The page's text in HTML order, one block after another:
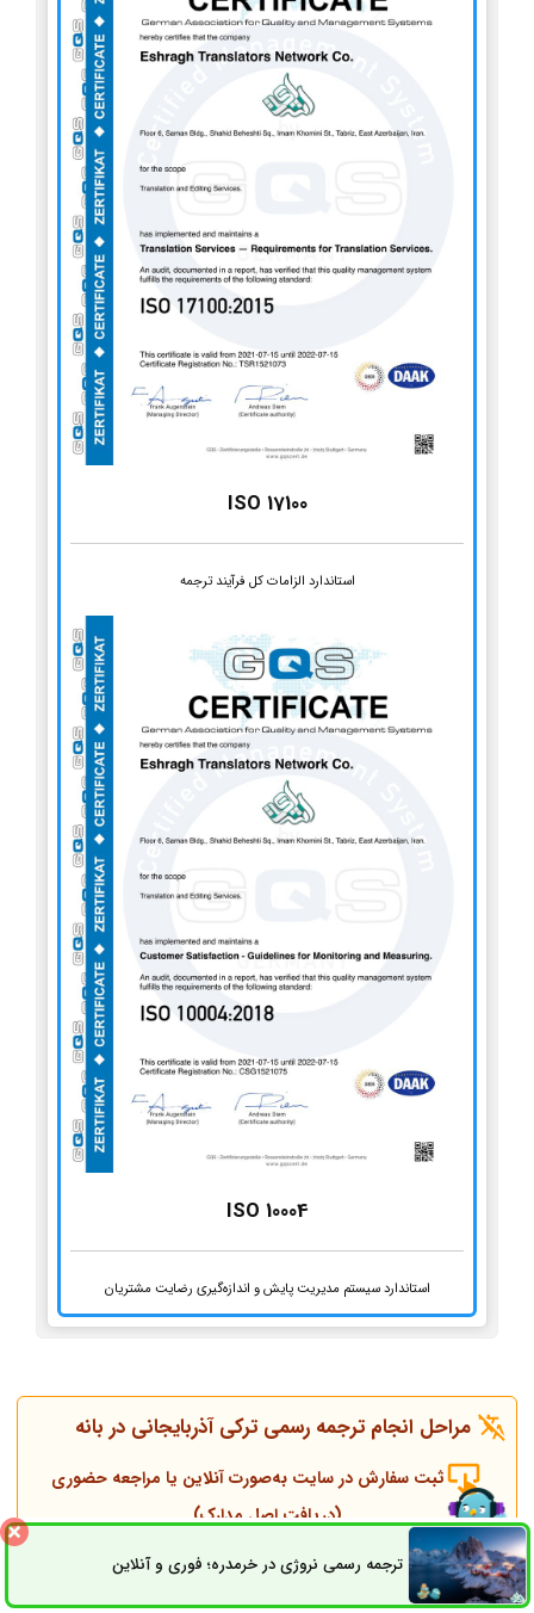
ISO 17100
استاندارد الزامات کل فرآیند ترجمه
ISO 10004
استاندارد سیستم مدیریت پایش و اندازه‌گیری رضایت مشتریان
مراحل انجام ترجمه رسمی ترکی آذربایجانی در بانه
ثبت سفارش در سایت به‌صورت آنلاین یا مراجعه حضوری
(دریافت اصل مدارک)
ترجمه رسمی نروژی در خرمدره؛ فوری و آنلاینثبت سفارش راه های ارتباطی